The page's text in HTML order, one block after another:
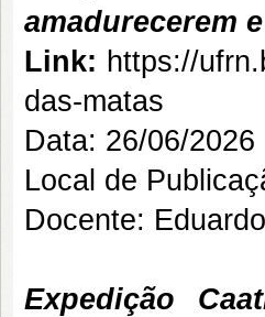
amadurecerem
Link: https://
das-matas
Data: 26/06/2026
Local de
Docente:
Expedição